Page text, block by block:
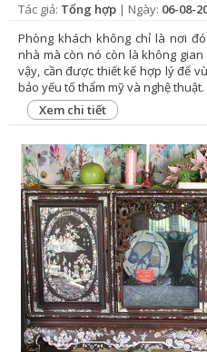
Tác giả: Tổng hợp | Ngày: 06-08-
Phòng khách không chỉ là nơi
nhà mà còn nó còn là không
vậy, cần được thiết kế hợp lý để
bảo yếu tố thẩm mỹ và nghệ thuật.
Xem chi tiết